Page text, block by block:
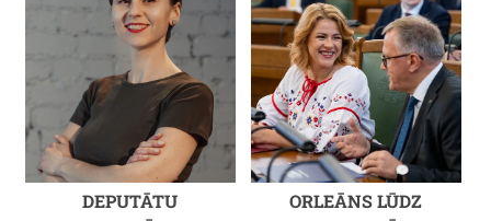
DEPUTĀTU
ORLEĀNS LŪDZ